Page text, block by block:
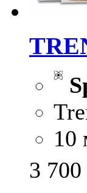
10
3 700